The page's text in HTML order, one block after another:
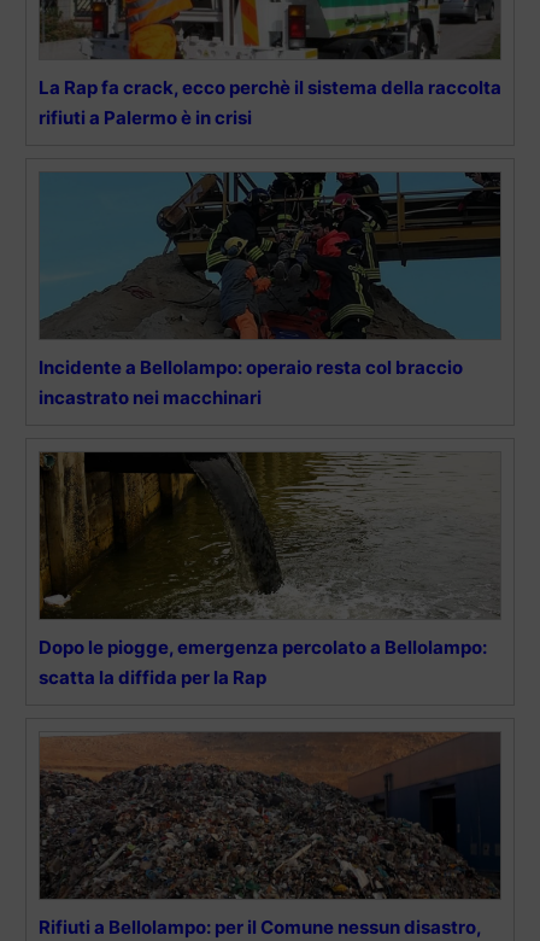
La Rap fa crack, ecco perchè il sistema della raccolta
rifiuti a Palermo è in crisi
Incidente a Bellolampo: operaio resta col braccio
incastrato nei macchinari
Dopo le piogge, emergenza percolato a Bellolampo:
scatta la diffida per la Rap
Rifiuti a Bellolampo: per il Comune nessun disastro,